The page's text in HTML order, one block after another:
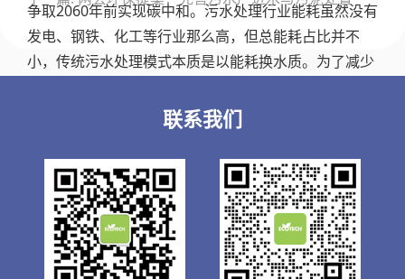
争取2060年前实现碳中和。污水处理行业能耗虽然没有
发电、钢铁、化工等行业那么高，但总能耗占比并不
小，传统污水处理模式本质是以能耗换水质。为了减少
放，对全球生态环境造成负面影响。因此，为了减少碳
标。目前，世界上已有多个国家发布污水厂碳中和技术
路线图，美国提出2030年所有污水处理厂都要实现碳中
和。
航
联系我们